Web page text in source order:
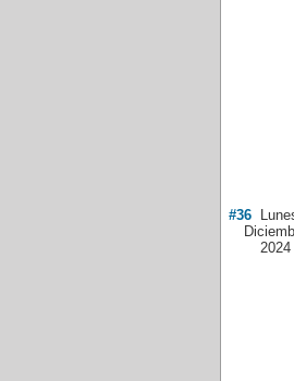
#36
2024